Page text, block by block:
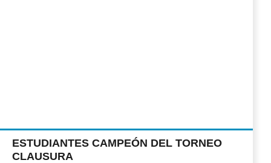
ESTUDIANTES CAMPEÓN DEL TORNEO
CLAUSURA